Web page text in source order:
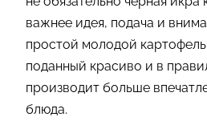
важнее идея, подача и
простой молодой
поданный красиво и в
производит больше
блюда.